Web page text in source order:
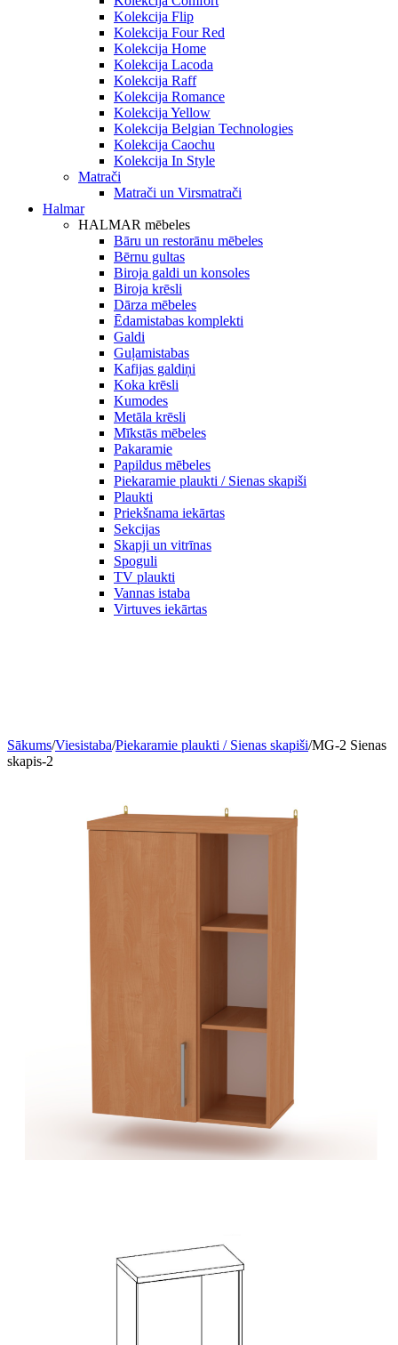
Kolekcija Flip
Kolekcija Four Red
Kolekcija Home
Kolekcija Lacoda
Kolekcija Raff
Kolekcija Romance
Kolekcija Yellow
Kolekcija Belgian Technologies
Kolekcija Caochu
Kolekcija In Style
Matrači
Matrači un Virsmatrači
Halmar
HALMAR mēbeles
Bāru un restorānu mēbeles
Bērnu gultas
Biroja galdi un konsoles
Biroja krēsli
Dārza mēbeles
Ēdamistabas komplekti
Galdi
Guļamistabas
Kafijas galdiņi
Koka krēsli
Kumodes
Metāla krēsli
Mīkstās mēbeles
Pakaramie
Papildus mēbeles
Piekaramie plaukti / Sienas skapiši
Plaukti
Priekšnama iekārtas
Sekcijas
Skapji un vitrīnas
Spoguli
TV plaukti
Vannas istaba
Virtuves iekārtas
Sākums/Viesistaba/Piekaramie plaukti / Sienas skapiši/MG-2 Sienas
skapis-2